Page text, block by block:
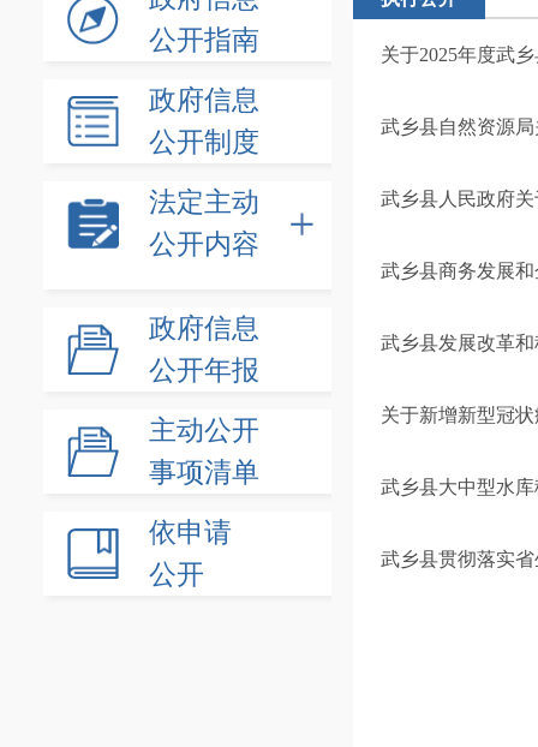
公开指南
政府信息
公开制度
法定主动
公开内容
政府信息
公开年报
主动公开
事项清单
依申请
公开
关于2025年度武
武乡县自然资源
武乡县人民政府
武乡县商务发展
武乡县发展改革
关于新增新型冠
武乡县大中型水
武乡县贯彻落实